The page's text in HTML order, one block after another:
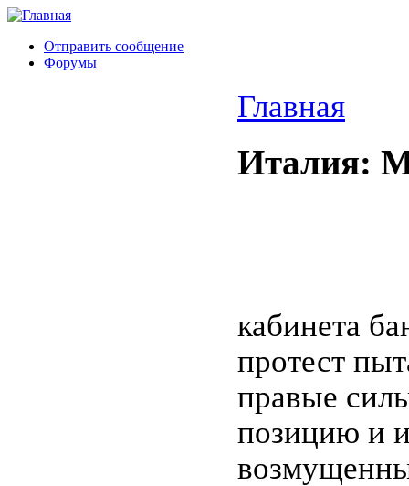
Отправить сообщение
Форумы
Главная
Италия:
кабинета
протест
правые
позицию и